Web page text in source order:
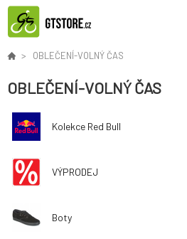
OBLEČENÍ-VOLNÝ ČAS
OBLEČENÍ-VOLNÝ ČAS
Kolekce Red Bull
VÝPRODEJ
Boty